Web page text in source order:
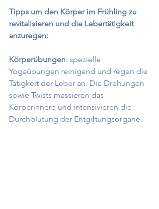
Tipps um den Körper im Frühling zu
revitalisieren und die Lebertätigkeit
anzuregen:
Körperübungen: spezielle
Yogaübungen reinigend und regen die
Tätigkeit der Leber an. Die Drehungen
sowie Twists massieren das
Körperinnere und intensivieren die
Durchblutung der Entgiftungsorgane.